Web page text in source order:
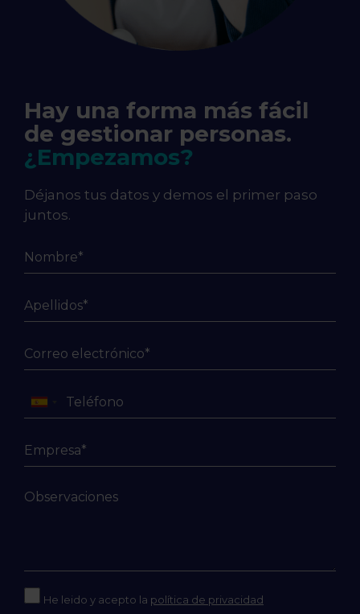
Hay una forma más fácil
de gestionar personas.
¿Empezamos?
Déjanos tus datos y demos el primer paso
juntos.
Spain
He leido y acepto la política de privacidad